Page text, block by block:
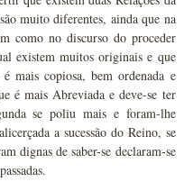
muito diferentes, ainda que na
como no discurso do proceder
existem muitos originais e que
mais copiosa, bem ordenada e
é mais Abreviada e deve-se ter
se poliu mais e foram-lhe
a sucessão do Reino, se
dignas de saber-se declaram-se